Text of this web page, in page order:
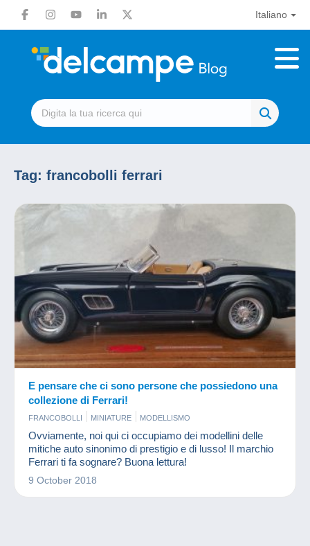
Italiano
Tag: francobolli ferrari
E pensare che ci sono persone che possiedono una
collezione di Ferrari!
FRANCOBOLLI MINIATURE MODELLISMO
Ovviamente, noi qui ci occupiamo dei modellini delle
mitiche auto sinonimo di prestigio e di lusso! Il marchio
Ferrari ti fa sognare? Buona lettura!
9 October 2018